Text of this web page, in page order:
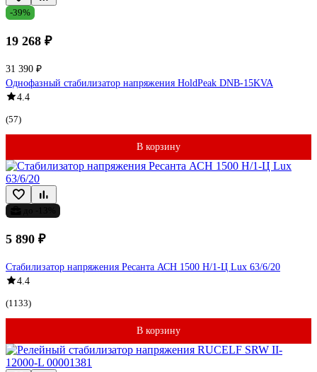
-39%
19 268 ₽
31 390 ₽
Однофазный стабилизатор напряжения HoldPeak DNB-15KVA
4.4
(57)
В корзину
5 890 ₽
Стабилизатор напряжения Ресанта АСН 1500 Н/1-Ц Lux 63/6/20
4.4
(1133)
В корзину